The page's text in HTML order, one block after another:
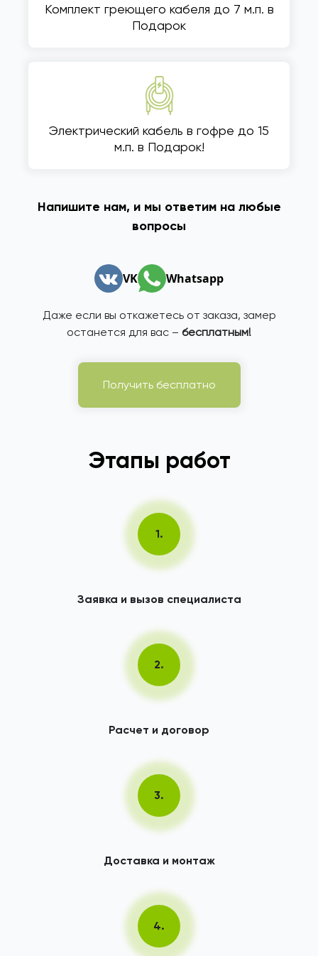
Комплект греющего кабеля до 7 м.п. в
Подарок
Электрический кабель в гофре до 15
м.п. в Подарок!
Напишите нам, и мы ответим на любые
вопросы
VK Whatsapp
Даже если вы откажетесь от заказа, замер
останется для вас – бесплатным!
Получить бесплатно
Этапы работ
1.
Заявка и вызов специалиста
2.
Расчет и договор
3.
Доставка и монтаж
4.